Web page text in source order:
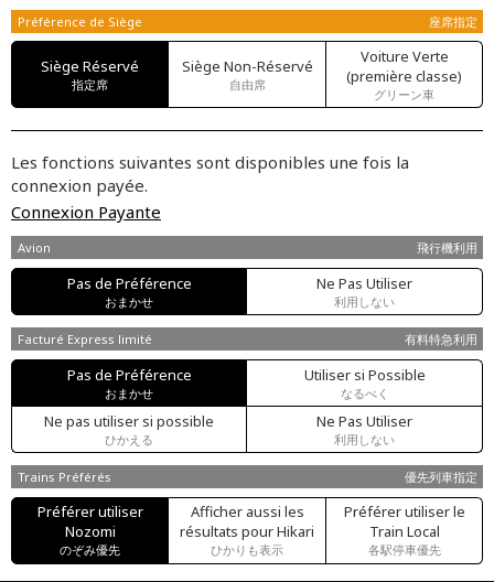
Préférence de Siège 座席指定
Siège Réservé
指定席
Siège Non-Réservé
自由席
Voiture Verte
(première classe)
グリーン車
Les fonctions suivantes sont disponibles une fois la
connexion payée.
Connexion Payante
Avion 飛行機利用
Pas de Préférence
おまかせ
Ne Pas Utiliser
利用しない
Facturé Express limité 有料特急利用
Pas de Préférence
おまかせ
Utiliser si Possible
なるべく
Ne pas utiliser si possible
ひかえる
Ne Pas Utiliser
利用しない
Trains Préférés 優先列車指定
Préférer utiliser
Nozomi
のぞみ優先
Afficher aussi les
résultats pour Hikari
ひかりも表示
Préférer utiliser le
Train Local
各駅停車優先